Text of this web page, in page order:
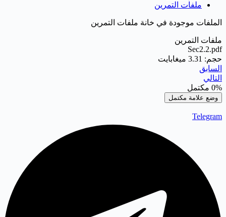
ملفات التمرين
الملفات موجودة في خانة ملفات التمرين
ملفات التمرين
Sec2.2.pdf
حجم: 3.31 ميغابايت
السابق
التالي
0% مكتمل
وضع علامة مكتمل
Telegram